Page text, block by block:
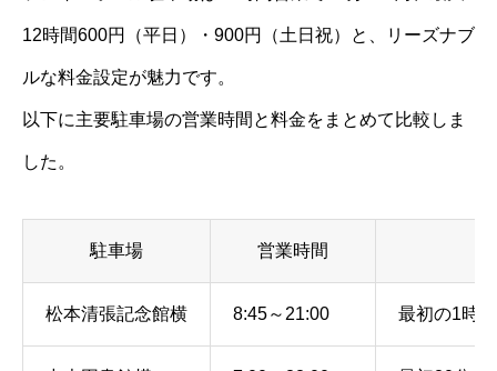
12時間600円（平日）・900円（土日祝）と、リーズナブ
ルな料金設定が魅力です。
以下に主要駐車場の営業時間と料金をまとめて比較しま
した。
駐車場 営業時間
松本清張記念館横 8:45～21:00 最初の1時